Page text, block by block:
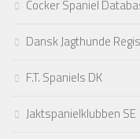
Cocker Spaniel
Dansk Jagthunde
F.T. Spaniels DK
Jaktspanielklubben SE